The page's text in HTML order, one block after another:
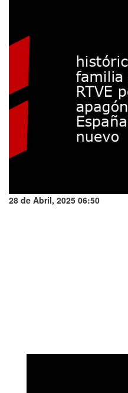
28 de Abril, 2025 06:50